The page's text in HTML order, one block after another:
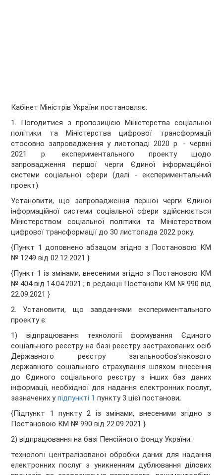
Кабінет Міністрів України постановляє:
1. Погодитися з пропозицією Міністерства соціальної
політики та Міністерства цифрової трансформації
стосовно запровадження у листопаді 2020 р. - червні
2021 р. експериментального проекту щодо
запровадження першої черги Єдиної інформаційної
системи соціальної сфери (далі - експериментальний
проект).
Установити, що запровадження першої черги Єдиної
інформаційної системи соціальної сфери здійснюється
Міністерством соціальної політики та Міністерством
цифрової трансформації до 30 листопада 2022 року.
{Пункт 1 доповнено абзацом згідно з Постановою КМ
№ 1249 від 02.12.2021 }
{Пункт 1 із змінами, внесеними згідно з Постановою КМ
№ 404 від 14.04.2021 ; в редакції Постанови КМ № 990 від
22.09.2021 }
2. Установити, що завданнями експериментального
проекту є:
1) відпрацювання технології формування Єдиного
соціального реєстру на базі реєстру застрахованих осіб
Державного реєстру загальнообов’язкового
державного соціального страхування шляхом внесення
до Єдиного соціального реєстру з інших баз даних
інформації, необхідної для надання електронних послуг,
зазначених упідпункті 1 пункту 3 цієї постанови;
{Підпункт 1 пункту 2 із змінами, внесеними згідно з
Постановою КМ № 990 від 22.09.2021 }
2) відпрацювання на базі Пенсійного фонду України:
технології централізованої обробки даних для надання
електронних послуг з уникненням дублювання ділових